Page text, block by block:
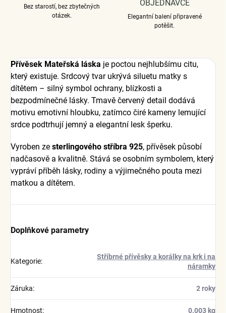
Bez starostí, bez zbytečných
otázek.
OBJEDNÁVCE
Elegantní balení připravené
potěšit.
Přívěsek Mateřská láska je poctou nejhlubšímu citu,
který existuje. Srdcový tvar ukrývá siluetu matky s
dítětem – silný symbol ochrany, blízkosti a
bezpodmínečné lásky. Tmavě červený detail dodává
motivu emotivní hloubku, zatímco čiré kameny lemující
srdce podtrhují jemný a elegantní lesk šperku.
Vyroben ze sterlingového stříbra 925, přívěsek působí
nadčasově a kvalitně. Stává se osobním symbolem, který
vypráví příběh lásky, rodiny a výjimečného pouta mezi
matkou a dítětem.
Doplňkové parametry
Kategorie:
Stříbrné přívěsky a korálky na krk i na
náramky
Záruka: 2 roky
Hmotnost: 0.003 kg